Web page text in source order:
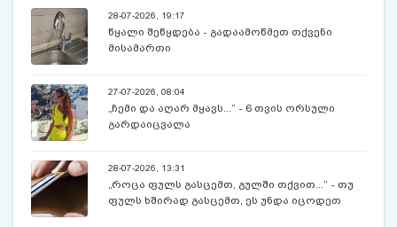
28-07-2026, 19:17
წყალი შეწყდება - გადაამოწმეთ თქვენი
მისამართი
27-07-2026, 08:04
„ჩემი და აღარ მყავს...“ - 6 თვის ორსული
გარდაიცვალა
28-07-2026, 13:31
„როცა ფულს გასცემთ, გულში თქვით...“ - თუ
ფულს ხშირად გასცემთ, ეს უნდა იცოდეთ